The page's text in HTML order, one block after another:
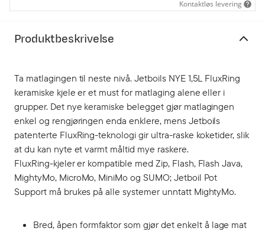
Kontaktløs levering
Produktbeskrivelse
Ta matlagingen til neste nivå. Jetboils NYE 1,5L FluxRing
keramiske kjele er et must for matlaging alene eller i
grupper. Det nye keramiske belegget gjør matlagingen
enkel og rengjøringen enda enklere, mens Jetboils
patenterte FluxRing-teknologi gir ultra-raske koketider, slik
at du kan nyte et varmt måltid mye raskere.
FluxRing-kjeler er kompatible med Zip, Flash, Flash Java,
MightyMo, MicroMo, MiniMo og SUMO; Jetboil Pot
Support må brukes på alle systemer unntatt MightyMo.
Bred, åpen formfaktor som gjør det enkelt å lage mat